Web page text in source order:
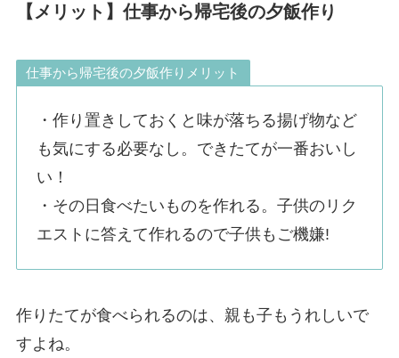
【メリット】仕事から帰宅後の夕飯作り
仕事から帰宅後の夕飯作りメリット
・作り置きしておくと味が落ちる揚げ物など
も気にする必要なし。できたてが一番おいし
い！
・その日食べたいものを作れる。子供のリク
エストに答えて作れるので子供もご機嫌!
作りたてが食べられるのは、親も子もうれしいで
すよね。